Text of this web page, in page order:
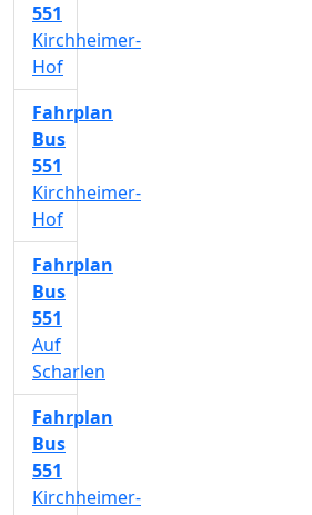
551
Kirchheimer-
Hof
Fahrplan
Bus
551
Kirchheimer-
Hof
Fahrplan
Bus
551
Auf
Scharlen
Fahrplan
Bus
551
Kirchheimer-